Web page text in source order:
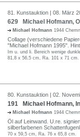
81. Kunstauktion | 08. März
629 Michael Hofmann,
Michael Hofmann 1944
Collage (verschiedene
"Michael Hofmann 1995".
Im u. und li. Bereich wenige
81,8 x 56,5 cm, Ra. 101 x 71 cm.
80. Kunstauktion | 02.
191 Michael Hofmann,
Michael Hofmann 1944
Öl auf Leinwand. U.re.
silberfarbenen
70 x 59,5 cm, Ra. 76 x 65,8 cm.